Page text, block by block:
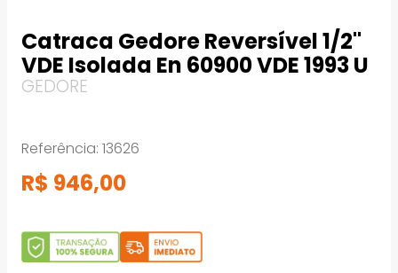
Catraca Gedore Reversível 1/2"
VDE Isolada En 60900 VDE 1993 U
GEDORE
Referência: 13626
R$ 946,00